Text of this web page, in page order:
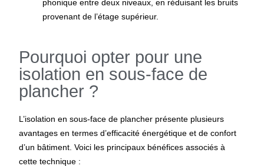
phonique entre deux niveaux, en réduisant les bruits
provenant de l’étage supérieur.
Pourquoi opter pour une
isolation en sous-face de
plancher ?
L’isolation en sous-face de plancher présente plusieurs
avantages en termes d’efficacité énergétique et de confort
d’un bâtiment. Voici les principaux bénéfices associés à
cette technique :​